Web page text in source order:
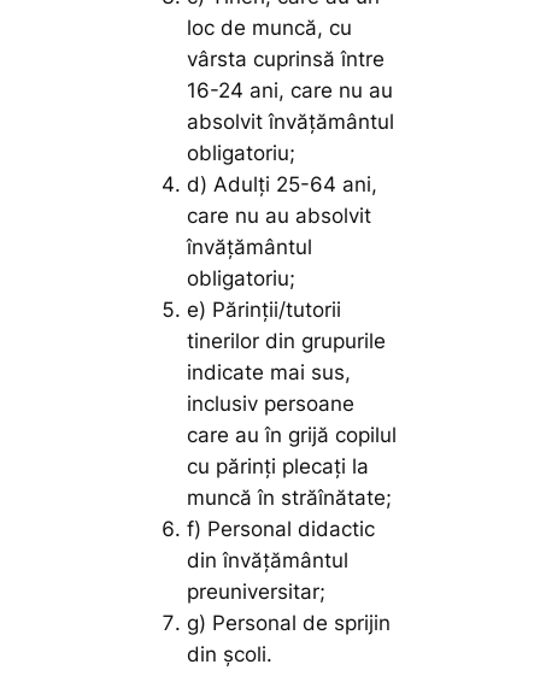
loc de muncă, cu
vârsta cuprinsă între
16-24 ani, care nu au
absolvit învățământul
obligatoriu;
d) Adulți 25-64 ani,
care nu au absolvit
învățământul
obligatoriu;
e) Părinții/tutorii
tinerilor din grupurile
indicate mai sus,
inclusiv persoane
care au în grijă copilul
cu părinți plecați la
muncă în străînătate;
f) Personal didactic
din învățământul
preuniversitar;
g) Personal de sprijin
din școli.